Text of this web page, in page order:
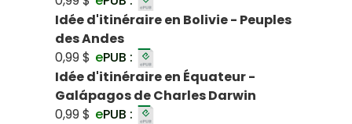
Idée d'itinéraire en Bolivie - Peuples
des Andes
0,99 $ ePUB :
Idée d'itinéraire en Équateur -
Galápagos de Charles Darwin
0,99 $ ePUB :